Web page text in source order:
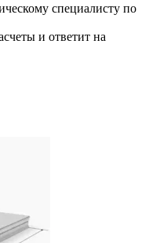
специалисту по
и ответит на